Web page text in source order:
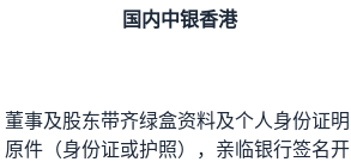
国内中银香港
董事及股东带齐绿盒资料及个人身份证明
原件（身份证或护照），亲临银行签名开